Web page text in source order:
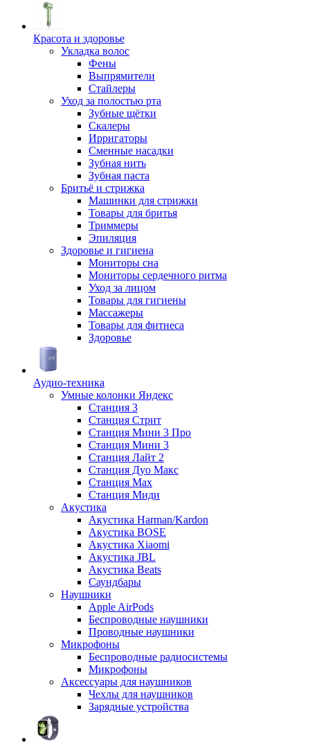
Красота и здоровье
Укладка волос
Фены
Выпрямители
Стайлеры
Уход за полостью рта
Зубные щётки
Скалеры
Ирригаторы
Сменные насадки
Зубная нить
Зубная паста
Бритьё и стрижка
Машинки для стрижки
Товары для бритья
Триммеры
Эпиляция
Здоровье и гигиена
Мониторы сна
Мониторы сердечного ритма
Уход за лицом
Товары для гигиены
Массажеры
Товары для фитнеса
Здоровье
Аудио-техника
Умные колонки Яндекс
Станция 3
Станция Стрит
Станция Мини 3 Про
Станция Мини 3
Станция Лайт 2
Станция Дуо Макс
Станция Max
Станция Миди
Акустика
Акустика Harman/Kardon
Акустика BOSE
Акустика Xiaomi
Акустика JBL
Акустика Beats
Саундбары
Наушники
Apple AirPods
Беспроводные наушники
Проводные наушники
Микрофоны
Беспроводные радиосистемы
Микрофоны
Аксессуары для наушников
Чехлы для наушников
Зарядные устройства